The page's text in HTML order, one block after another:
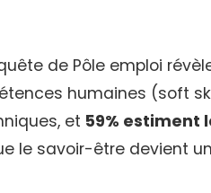
de Pôle emploi
humaines (soft
et 59% estiment
le savoir-être devient